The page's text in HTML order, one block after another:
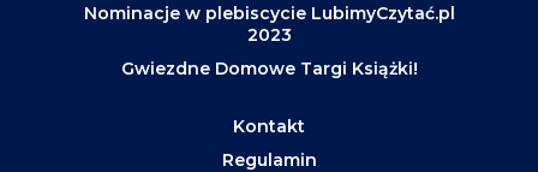
Nominacje w plebiscycie LubimyCzytać.pl
2023
Gwiezdne Domowe Targi Książki!
Kontakt
Regulamin